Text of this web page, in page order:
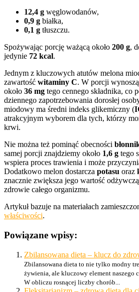
12,4 g węglowodanów,
0,9 g białka,
0,1 g tłuszczu.
Spożywając porcję ważącą około 200 g,
jedynie 72 kcal.
Jednym z kluczowych atutów melona
zawartość witaminy C. W porcji
około 36 mg tego cennego składnika, co
dziennego zapotrzebowania dorosłej
miodowy ma średni indeks glikemiczny (
atrakcyjnym wyborem dla tych, którzy
krwi.
Nie można też pominąć obecności
samej porcji znajdziemy około 1,6 g tego
wspiera proces trawienia i może
Dodatkowo melon dostarcza potasu oraz
znacznie zwiększa jego wartość
zdrowie całego organizmu.
Artykuł bazuje na materiałach
właściwości.
Powiązane wpisy:
Zbilansowana dieta – klucz do
Zbilansowana dieta to nie tylko modny
żywienia, ale kluczowy element naszego
W obliczu rosnącej liczby chorób...